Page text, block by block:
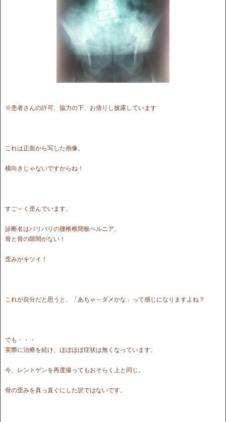
※患者さんの許可、協力の下、お借りし披露しています
これは正面から写した画像。
横向きじゃないですからね！
すご～く歪んでいます。
診断名はバリバリの腰椎椎間板ヘルニア。
骨と骨の隙間がない！
歪みがキツイ！
これが自分だと思うと、「あちゃ～ダメかな」って感じになりますよね？
でも・・・
実際に治療を続け、ほぼほぼ症状は無くなっています。
今、レントゲンを再度撮ってもおそらく上と同じ。
骨の歪みを真っ直ぐにした訳ではないです。